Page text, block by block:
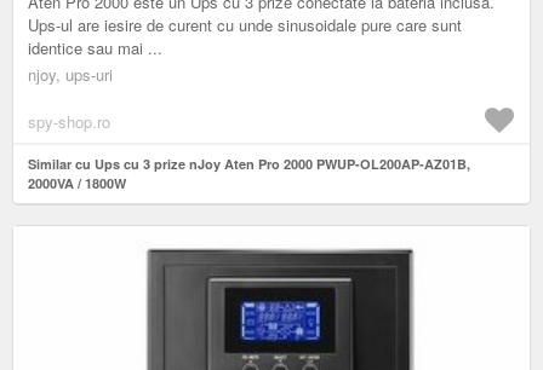
Ups-ul are iesire de curent cu unde sinusoidale pure care sunt
identice sau mai ...
njoy, ups-uri
spy-shop.ro
Similar cu Ups cu 3 prize nJoy Aten Pro 2000 PWUP-OL200AP-AZ01B,
2000VA / 1800W